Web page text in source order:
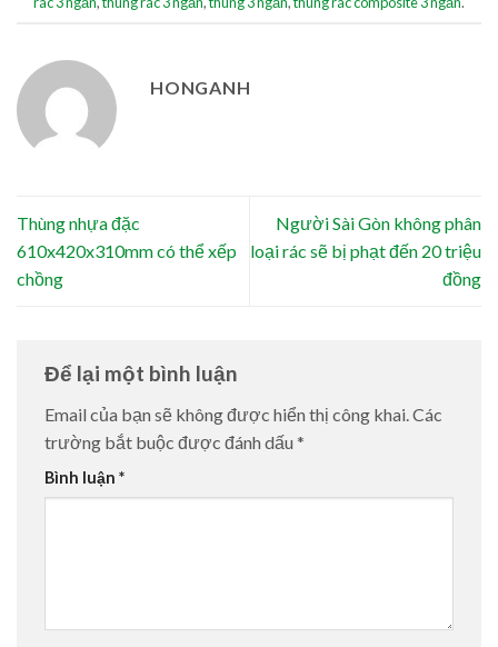
HONGANH
Thùng nhựa đặc
610x420x310mm có thể xếp
chồng
Người Sài Gòn không phân
loại rác sẽ bị phạt đến 20 triệu
đồng
Để lại một bình luận
Email của bạn sẽ không được hiển thị công khai.Các
trường bắt buộc được đánh dấu *
Bình luận *